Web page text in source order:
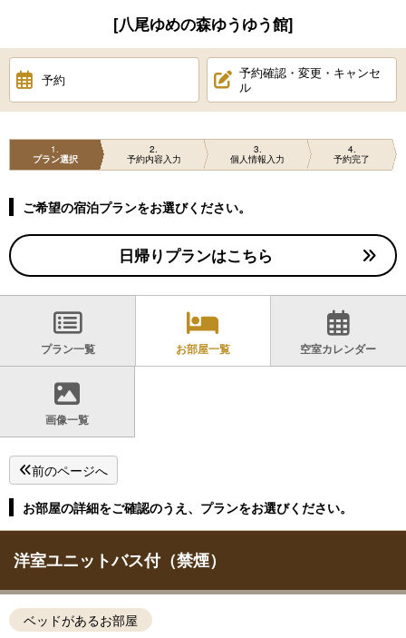
[八尾ゆめの森ゆうゆう館]
予約
予約確認・変更・キャンセ
ル
1
プラン選択
2
予約内容入力
3
個人情報入力
4
予約完了
ご希望の宿泊プランをお選びください。
日帰りプランはこちら
プラン一覧 お部屋一覧 空室カレンダー
画像一覧
前のページへ
お部屋の詳細をご確認のうえ、プランをお選びください。
洋室ユニットバス付（禁煙）
ベッドがあるお部屋